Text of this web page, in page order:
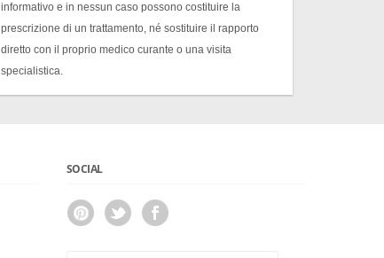
informativo e in nessun caso possono costituire la
prescrizione di un trattamento, né sostituire il rapporto
diretto con il proprio medico curante o una visita
specialistica.
SOCIAL